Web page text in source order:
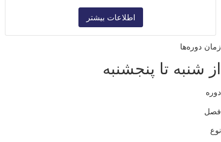
اطلاعات بیشتر
زمان دوره‌ها
از شنبه تا پنجشنبه
دوره
فصل
نوع